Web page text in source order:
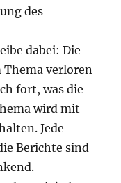
des
dabei: Die
Thema verloren
fort, was die
wird mit
Jede
Berichte sind